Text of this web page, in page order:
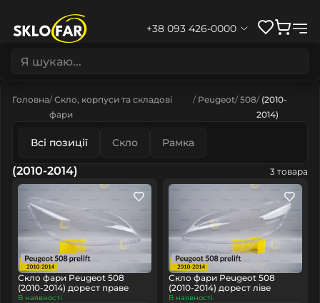
+38 093 426-0000
Головна Скло, корпуси та складові
фари
Peugeot 508 (2010-
2014)
Всі позиції Скло Рамка
(2010-2014) 3 товара
Скло фари Peugeot 508
(2010-2014) дорест праве
В наявності
Скло фари Peugeot 508
(2010-2014) дорест ліве
В наявності